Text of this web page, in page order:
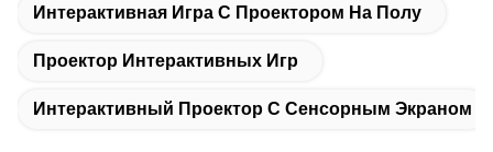
Интерактивная Игра С Проектором На Полу
Проектор Интерактивных Игр
Интерактивный Проектор С Сенсорным Экраном